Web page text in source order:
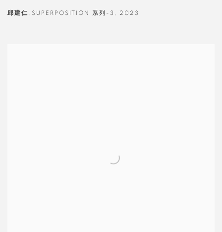
邱建仁 SUPERPOSITION 系列-3 2023